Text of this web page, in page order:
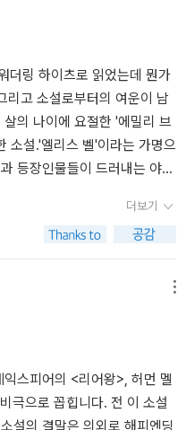
자>와 함께 읽은 <폭풍의 언
고야 마는, 비극적인 투쟁의
프의 실패이지만, 이는 '캐서
제의 권위에 도전하고자 했던
언쇼에게는 관습에 맞지 않는
험을 즐기는, 정숙한 숙녀에
유년기에 마음껏 펼치게 해주
리프였다. 그러나 워더링 하이
리된다. 그녀가 관습의 세계
기질을 자기로부터 분리해낼
두마리 토끼를 잡으려고 한
거 린튼과 결혼함으로써 관습
, 이를 이용하여 히스클리프
. 히스클리프가 돌아왔을 때
쁨을 표현하는 장면(제10장)
리 토끼잡기 가능하다고 믿었
될까. 캐서린과 하나되기를
배신했다고 여기고 워더링 하
더링 하이츠로 읽었는데 뭔가
리고 소설로부터의 여운이 남
의 나이에 요절한 '에밀리 브
소설.'엘리스 벨'이라는 가명으
등장인물들이 드러내는 야만
'백경'과 비교되리 만치 그
이 소설.다시 한번 더 격정 속
펼쳐지는 악마적인 격정과 증
3대 비극, 세계 10대 소설의
남긴 단한 편의 소설​『폭풍의
돌아오는 길이다. 이제부터 사
확실히 아름다운 고장이다.
이렇게 완전히 동떨어진 곳을
자에겐 다시없는 천국이다.
을 나누어 갖기에 썩 알맞은
더보기
스피어의 <리어왕>, 허먼 멜
극으로 꼽힙니다. 전 이 소설
설의 결말은 의외로 해피엔딩